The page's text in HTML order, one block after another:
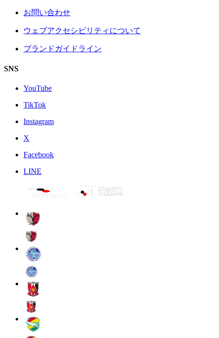
お問い合わせ
ウェブアクセシビリティについて
ブランドガイドライン
SNS
YouTube
TikTok
Instagram
X
Facebook
LINE